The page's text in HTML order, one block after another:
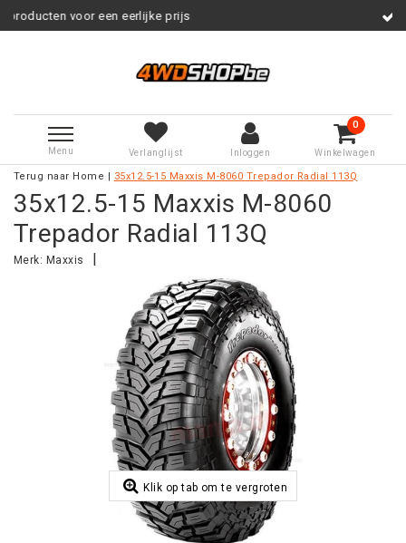
een eerlijke prijs Service na
Menu Verlanglijst Inloggen
0
Winkelwagen
Terug naar Home 35x12.5-15 Maxxis M-8060 Trepador Radial 113Q
35x12.5-15 Maxxis M-8060
Trepador Radial 113Q
Merk: Maxxis
Klik op tab om te vergroten